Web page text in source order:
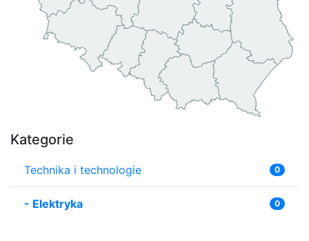
Kategorie
Technika i technologie 0
- Elektryka 0